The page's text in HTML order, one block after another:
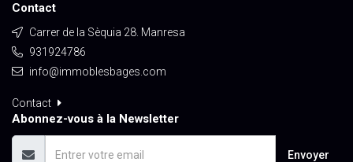
Contact
Carrer de la Sèquia 28. Manresa
931924786
info@immoblesbages.com
Contact
Abonnez-vous à la Newsletter
Envoyer